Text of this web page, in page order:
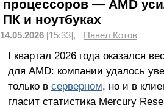
процессоров — AMD
ПК и ноутбуках
14.05.2026 [15:33], Павел Котов
I квартал 2026 года оказался
для AMD: компании удалось
только в серверном, но и в
гласит статистика Mercury